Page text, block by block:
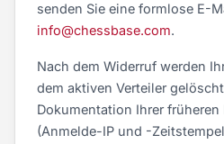
senden Sie eine formlose E-
info@chessbase.com.
Nach dem Widerruf werden
dem aktiven Verteiler
Dokumentation Ihrer
(Anmelde-IP und -